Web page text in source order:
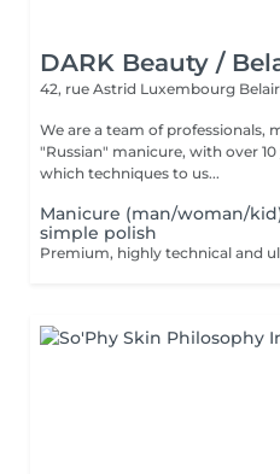
DARK Beauty /
42, rue Astrid Luxembourg Belair
We are a team of professionals,
"Russian" manicure, with over 10
which techniques to us...
Manicure (man/woman/
simple polish